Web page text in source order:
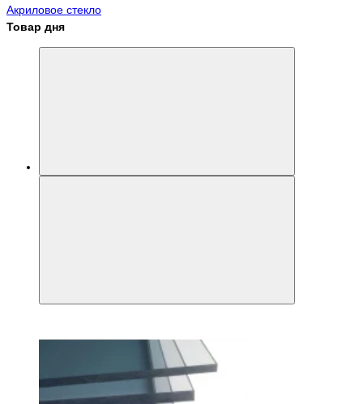
Акриловое стекло
Товар дня